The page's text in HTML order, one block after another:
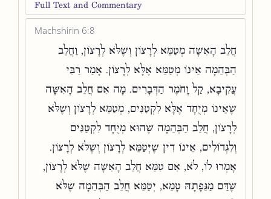
Full Text and Commentary
Machshirin 6:8
חֲלֵב הָאִשָּׁה מְטַמֵּא לְרָצוֹן וְשֶׁלֹּא לְרָצוֹן, וַחֲלֵב
הַבְּהֵמָה אֵינוֹ מְטַמֵּא אֶלָּא לְרָצוֹן. אָמַר רַבִּי
עֲקִיבָא, קַל וָחֹמֶר הַדְּבָרִים. מָה אִם חֲלֵב הָאִשָּׁה
שֶׁאֵינוֹ מְיֻחָד אֶלָּא לִקְטַנִּים, מְטַמֵּא לְרָצוֹן וְשֶׁלֹּא
לְרָצוֹן, חֲלֵב הַבְּהֵמָה שֶׁהוּא מְיֻחָד לִקְטַנִּים
וְלִגְדוֹלִים, אֵינוֹ דִין שֶׁיְּטַמֵּא לְרָצוֹן וְשֶׁלֹּא לְרָצוֹן.
אָמְרוּ לוֹ, לֹא, אִם טִמֵּא חֲלֵב הָאִשָּׁה שֶׁלֹּא לְרָצוֹן,
שֶׁדַּם מַגֵּפָתָהּ טָמֵא, יְטַמֵּא חֲלֵב הַבְּהֵמָה שֶׁלֹּא